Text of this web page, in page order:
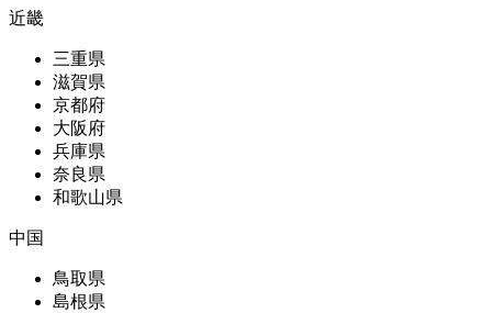
近畿
三重県
滋賀県
京都府
大阪府
兵庫県
奈良県
和歌山県
中国
鳥取県
島根県